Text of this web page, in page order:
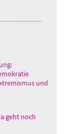
und
geht noch